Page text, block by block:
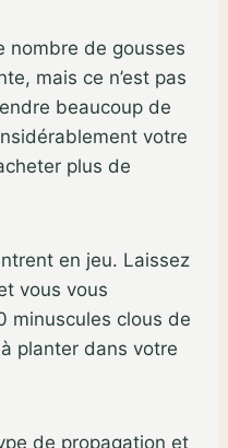
nombre de gousses
mais ce n’est pas
beaucoup de
votre
plus de
en jeu. Laissez
vous vous
minuscules clous de
planter dans votre
de propagation et